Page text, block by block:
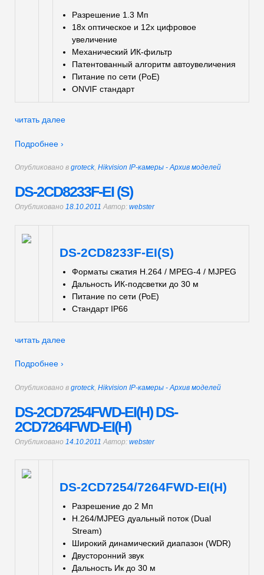
Разрешение 1.3 Мп
18х оптическое и 12х цифровое
увеличение
Механический ИК-фильтр
Патентованный алгоритм автоувеличения
Питание по сети (PoE)
ONVIF стандарт
читать далее
Подробнее ›
Опубликовано в groteck, Hikvision IP-камеры - Архив моделей
DS-2CD8233F-EI (S)
Опубликовано 18.10.2011 Автор: webster
DS-2CD8233F-EI(S)
Форматы сжатия H.264 / MPEG-4 / MJPEG
Дальность ИК-подсветки до 30 м
Питание по сети (РоЕ)
Стандарт IP66
читать далее
Подробнее ›
Опубликовано в groteck, Hikvision IP-камеры - Архив моделей
DS-2CD7254FWD-EI(H) DS-
2CD7264FWD-EI(H)
Опубликовано 14.10.2011 Автор: webster
DS-2CD7254/7264FWD-EI(H)
Разрешение до 2 Мп
H.264/MJPEG дуальный поток (Dual
Stream)
Широкий динамический диапазон (WDR)
Двусторонний звук
Дальность Ик до 30 м